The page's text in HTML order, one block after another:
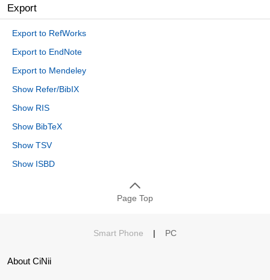
Export
Export to RefWorks
Export to EndNote
Export to Mendeley
Show Refer/BibIX
Show RIS
Show BibTeX
Show TSV
Show ISBD
Page Top
Smart Phone | PC
About CiNii